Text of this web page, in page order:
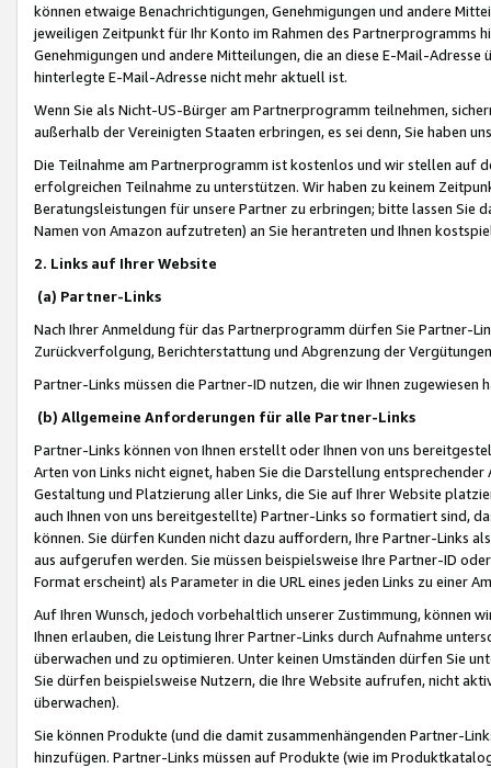
können etwaige Benachrichtigungen, Genehmigungen und andere
jeweiligen Zeitpunkt für Ihr Konto im Rahmen des Partnerprogramms
Genehmigungen und andere Mitteilungen, die an diese E-Mail-
hinterlegte E-Mail-Adresse nicht mehr aktuell ist.
Wenn Sie als Nicht-US-Bürger am Partnerprogramm teilnehmen,
außerhalb der Vereinigten Staaten erbringen, es sei denn, Sie haben
Die Teilnahme am Partnerprogramm ist kostenlos und wir stellen auf
erfolgreichen Teilnahme zu unterstützen. Wir haben zu keinem
Beratungsleistungen für unsere Partner zu erbringen; bitte lassen Sie
Namen von Amazon aufzutreten) an Sie herantreten und Ihnen
2. Links auf Ihrer Website
(a) Partner-Links
Nach Ihrer Anmeldung für das Partnerprogramm dürfen Sie Partner-
Zurückverfolgung, Berichterstattung und Abgrenzung der
Partner-Links müssen die Partner-ID nutzen, die wir Ihnen zugewiesen
(b) Allgemeine Anforderungen für alle Partner-Links
Partner-Links können von Ihnen erstellt oder Ihnen von uns
Arten von Links nicht eignet, haben Sie die Darstellung
Gestaltung und Platzierung aller Links, die Sie auf Ihrer Website
auch Ihnen von uns bereitgestellte) Partner-Links so formatiert sind,
können. Sie dürfen Kunden nicht dazu auffordern, Ihre Partner-Links
aus aufgerufen werden. Sie müssen beispielsweise Ihre Partner-ID
Format erscheint) als Parameter in die URL eines jeden Links zu einer
Auf Ihren Wunsch, jedoch vorbehaltlich unserer Zustimmung, können
Ihnen erlauben, die Leistung Ihrer Partner-Links durch Aufnahme
überwachen und zu optimieren. Unter keinen Umständen dürfen Sie
Sie dürfen beispielsweise Nutzern, die Ihre Website aufrufen, nicht
überwachen).
Sie können Produkte (und die damit zusammenhängenden Partner-
hinzufügen. Partner-Links müssen auf Produkte (wie im